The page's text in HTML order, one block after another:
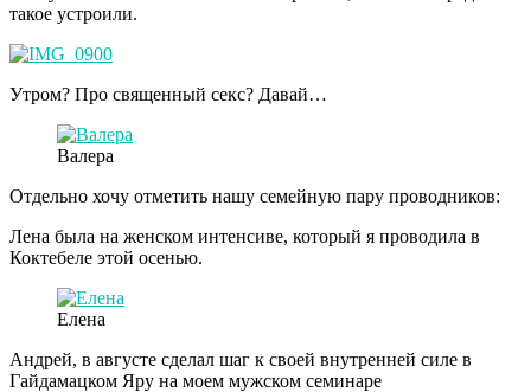
такое устроили.
Утром? Про священный секс? Давай…
Валера
Отдельно хочу отметить нашу семейную пару проводников:
Лена была на женском интенсиве, который я проводила в
Коктебеле этой осенью.
Елена
Андрей, в августе сделал шаг к своей внутренней силе в
Гайдамацком Яру на моем мужском семинаре